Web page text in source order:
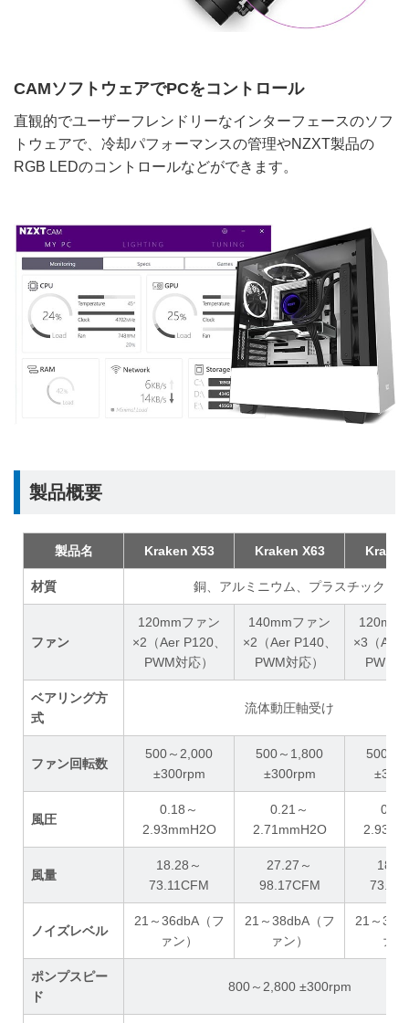
CAMソフトウェアでPCをコントロール
直観的でユーザーフレンドリーなインターフェースのソフ
トウェアで、冷却パフォーマンスの管理やNZXT製品の
RGB LEDのコントロールなどができます。
製品概要
製品名 Kraken X53 Kraken X63
材質 銅、アルミニウム、プラスチック
ファン
120mmファン
×2（Aer P120、
PWM対応）
140mmファン
×2（Aer P140、
PWM対応）
120mm
×3（Aer
PWM
ベアリング方
式
流体動圧軸受け
ファン回転数
500～2,000
±300rpm
500～1,800
±300rpm
500～
風圧
0.18～
2.93mmH2O
0.21～
2.71mmH2O
0.18
風量
18.28～
73.11CFM
27.27～
98.17CFM
ノイズレベル
21～36dbA（フ
ァン）
21～38dbA（フ
ァン）
21～
ァ
ポンプスピー
ド
800～2,800 ±300rpm